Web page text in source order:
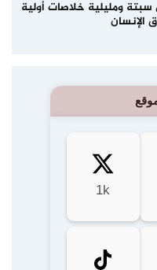
ومليلية خلاصات أولية
الإنسان
1k